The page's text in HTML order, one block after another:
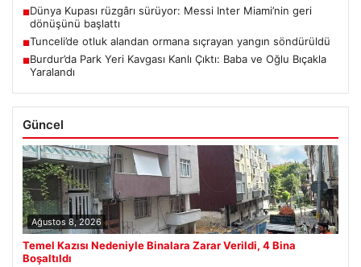
■Dünya Kupası rüzgârı sürüyor: Messi Inter Miami’nin geri
dönüşünü başlattı
■Tunceli’de otluk alandan ormana sıçrayan yangın söndürüldü
■Burdur’da Park Yeri Kavgası Kanlı Çıktı: Baba ve Oğlu Bıçakla
Yaralandı
Güncel
Ağustos 8, 2026
Temel Kazısı Nedeniyle Binalara Zarar Verildi, 4 Bina
Boşaltıldı